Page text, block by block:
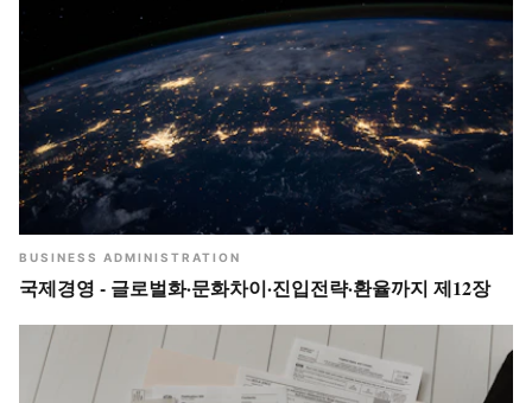
BUSINESS ADMINISTRATION
국제경영 - 글로벌화·문화차이·진입전략·환율까지 제12장